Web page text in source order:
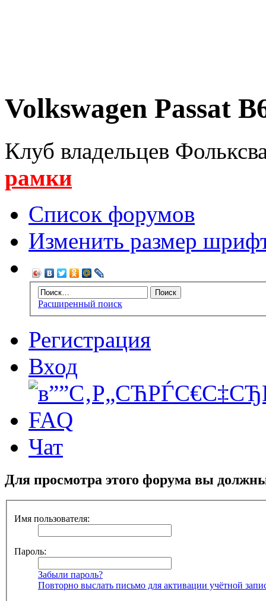
Volkswagen Passat
Клуб владельцев
рамки
Список форумов
Изменить размер
Расширенный поиск
Регистрация
Вход
FAQ
Чат
Для просмотра этого форума вы
Имя пользователя:
Пароль:
Забыли пароль?
Повторно выслать письмо для активации учётной